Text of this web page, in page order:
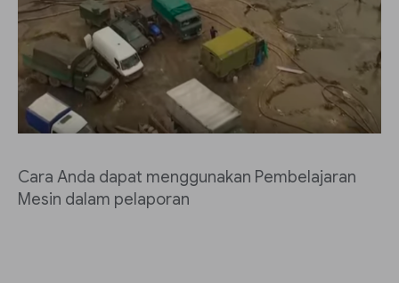
Cara Anda dapat menggunakan Pembelajaran
Mesin dalam pelaporan